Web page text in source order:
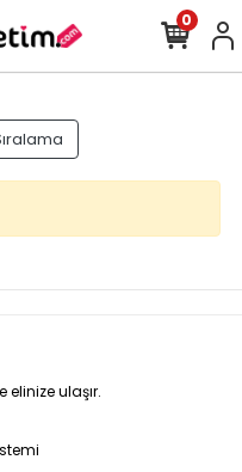
0
elinize ulaşır.